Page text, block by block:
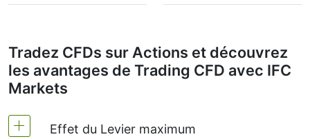
Tradez CFDs sur Actions et découvrez
les avantages de Trading CFD avec IFC
Markets
Effet du Levier maximum